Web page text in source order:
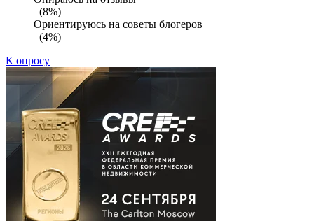
(8%)
Ориентируюсь на советы блогеров
(4%)
К опросу